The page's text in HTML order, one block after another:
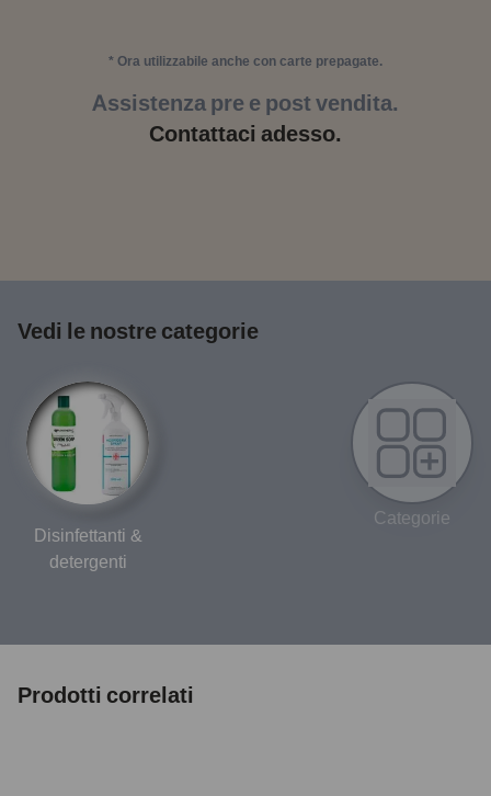
* Ora utilizzabile anche con carte prepagate.
Assistenza pre e post vendita.
Contattaci adesso.
Vedi le nostre categorie
Disinfettanti &
detergenti
Categorie
Prodotti correlati